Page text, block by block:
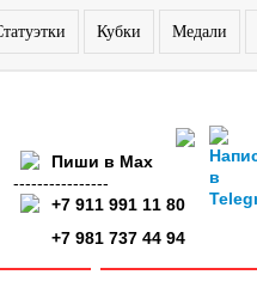
Кубки Медали
Пиши в Max
----------------
+7 911 991 11 80
+7 981 737 44 94